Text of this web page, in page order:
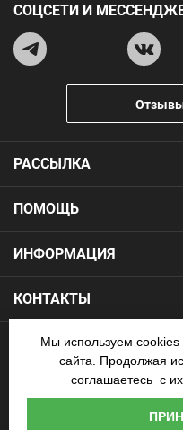
ПОМОЩЬ
ИНФОРМАЦИЯ
КОНТАКТЫ
РАССЫЛКА
СОЦСЕТИ И
Copyright 2026.Все права
— продажа футбольной
Мы используем
сайта. Продолжая
соглашаетесь с